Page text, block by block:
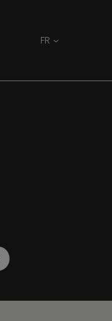
FR